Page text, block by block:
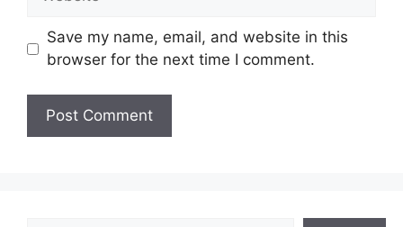
Save my name, email, and website in this
browser for the next time I comment.